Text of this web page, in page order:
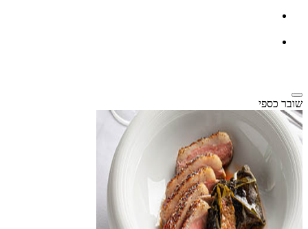
שובר כספי